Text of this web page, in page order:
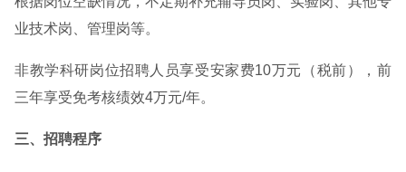
业技术岗、管理岗等。
非教学科研岗位招聘人员享受安家费10万元（税前），前
三年享受免考核绩效4万元/年。
三、招聘程序